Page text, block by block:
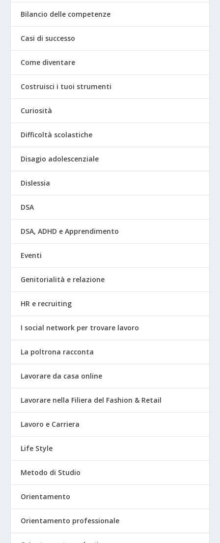
Bilancio delle competenze
Casi di successo
Come diventare
Costruisci i tuoi strumenti
Curiosità
Difficoltà scolastiche
Disagio adolescenziale
Dislessia
DSA
DSA, ADHD e Apprendimento
Eventi
Genitorialità e relazione
HR e recruiting
I social network per trovare lavoro
La poltrona racconta
Lavorare da casa online
Lavorare nella Filiera del Fashion & Retail
Lavoro e Carriera
Life Style
Metodo di Studio
Orientamento
Orientamento professionale